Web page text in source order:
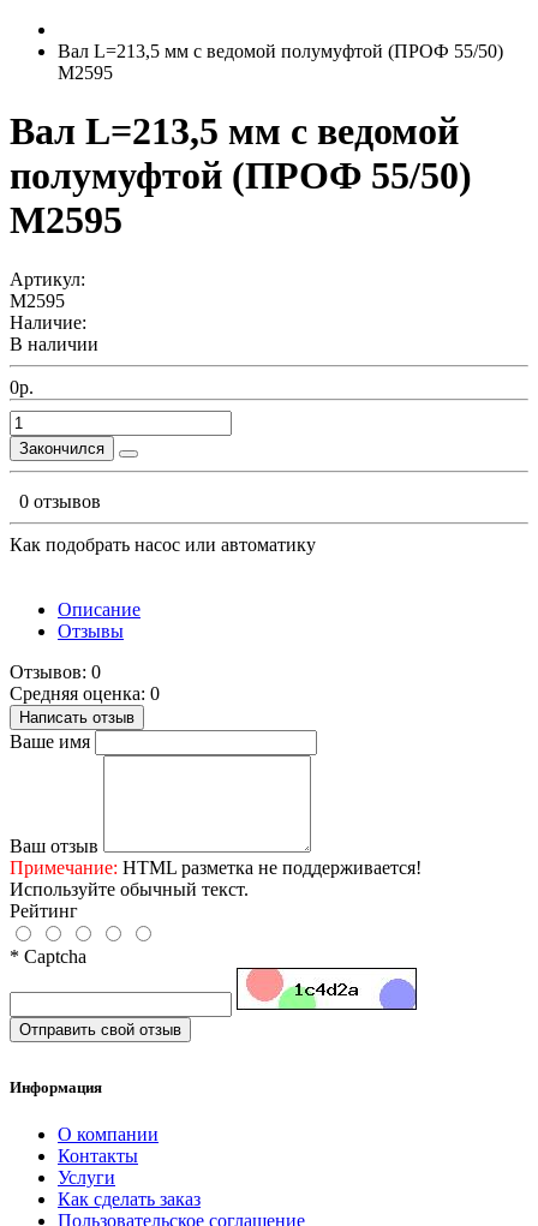
Вал L=213,5 мм с ведомой полумуфтой (ПРОФ 55/50)
М2595
Вал L=213,5 мм с ведомой
полумуфтой (ПРОФ 55/50)
М2595
Артикул:
М2595
Наличие:
В наличии
0р.
Закончился
0 отзывов
Как подобрать насос или автоматику
Описание
Отзывы
Отзывов: 0
Средняя оценка: 0
Написать отзыв
Ваше имя
Ваш отзыв
Примечание: HTML разметка не поддерживается!
Используйте обычный текст.
Рейтинг
* Captcha
Отправить свой отзыв
Информация
О компании
Контакты
Услуги
Как сделать заказ
Пользовательское соглашение